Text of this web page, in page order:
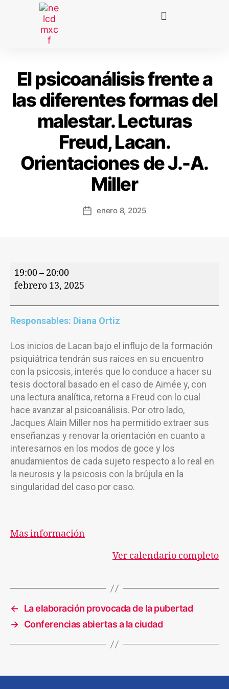
El psicoanálisis frente a
las diferentes formas del
malestar. Lecturas
Freud, Lacan.
Orientaciones de J.-A.
Miller
enero 8, 2025
19:00– 20:00
febrero 13, 2025
Responsables: Diana Ortiz
Los inicios de Lacan bajo el influjo de la formación
psiquiátrica tendrán sus raíces en su encuentro
con la psicosis, interés que lo conduce a hacer su
tesis doctoral basado en el caso de Aimée y, con
una lectura analítica, retorna a Freud con lo cual
hace avanzar al psicoanálisis. Por otro lado,
Jacques Alain Miller nos ha permitido extraer sus
enseñanzas y renovar la orientación en cuanto a
interesarnos en los modos de goce y los
anudamientos de cada sujeto respecto a lo real en
la neurosis y la psicosis con la brújula en la
singularidad del caso por caso.
Mas información
Ver calendario completo
←
La elaboración provocada de la pubertad
→ Conferencias abiertas a la ciudad